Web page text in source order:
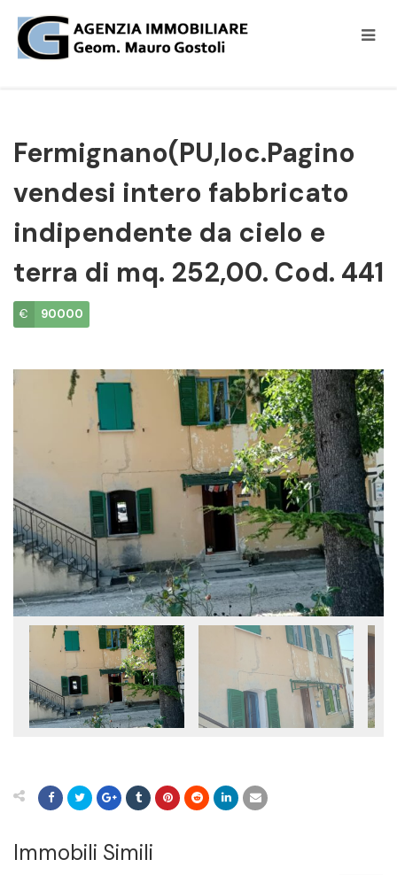
Fermignano(PU,loc.Pagino
vendesi intero fabbricato
indipendente da cielo e
terra di mq. 252,00. Cod. 441
€ 90000
Immobili Simili